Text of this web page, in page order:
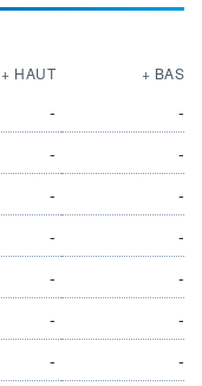
+ HAUT + BAS
-
-
-
-
-
-
-
-
-
-
-
-
-
-